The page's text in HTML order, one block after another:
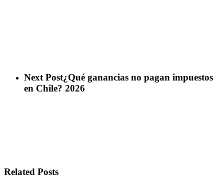
Next Post¿Qué ganancias no pagan impuestos
en Chile? 2026
Related Posts